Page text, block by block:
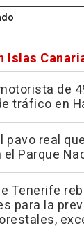
Islas
de
tráfico en
pavo real
Parque
Tenerife
para la